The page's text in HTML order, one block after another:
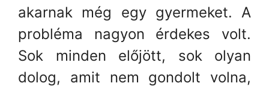
akarnak még egy gyermeket. A
probléma nagyon érdekes volt.
Sok minden előjött, sok olyan
dolog, amit nem gondolt volna,